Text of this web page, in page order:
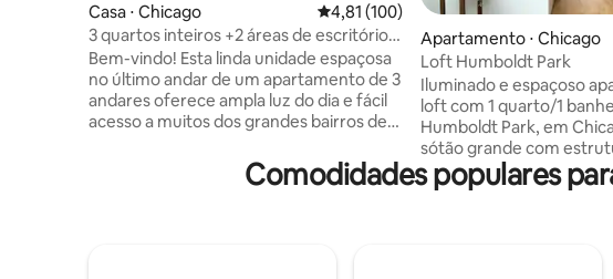
Casa ⋅ Chicago 4,81 de uma avaliação média de 5, 100
4,81 (100)
3 quartos inteiros +2 áreas de escritório e
deck, condomínio no último andar
Bem-vindo! Esta linda unidade espaçosa
no último andar de um apartamento de 3
andares oferece ampla luz do dia e fácil
acesso a muitos dos grandes bairros de
gratuito. Há ar-condicionado central e
aquecimento que são controlados por
Apartamento ⋅ Chicago
Loft Humboldt Park
Iluminado e espaçoso
loft com 1 quarto/1
Humboldt Park, em
sótão grande com
renovado no segundo
casa. Apartamento
Comodidades populares